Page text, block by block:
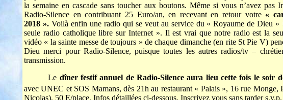
la semaine en cascade sans toucher aux boutons. Même si vous n’avez pas
Radio-Silence en contribuant 25 Euro/an, en recevant en retour votre «
2018 ».Voilà enfin une radio qui se veut au service du « Royaume de Dieu »
seule radio catholique libre sur Internet ». Il est vrai que notre radio est la
vidéo « la sainte messe de toujours » de chaque dimanche (en rite St Pie V)
Dieu merci pour Radio-Silence, puisque toutes les autres radios/tv –
transmission.
Le dîner festif annuel de Radio-Silence aura lieu cette fois le soir
avec UNEC et SOS Mamans, dès 21h au restaurant « Palais », 16 rue Monge,
Nicolas), 50 E/place. Infos détaillées ci-dessous. Inscrivez vous sans tarder s.v.p.